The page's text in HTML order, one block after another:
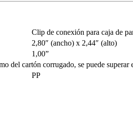
Clip de conexión para caja de
2,80″ (ancho) x 2,44″ (alto)
1,00”
del cartón corrugado, se puede
PP